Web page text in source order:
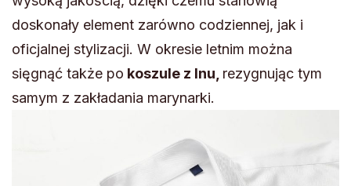
doskonały element zarówno codziennej, jak i
oficjalnej stylizacji. W okresie letnim można
sięgnąć także po koszule z lnu, rezygnując tym
samym z zakładania marynarki.